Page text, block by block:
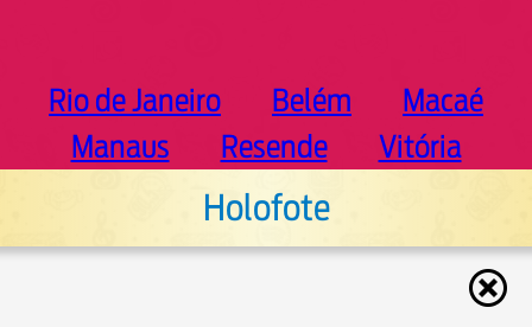
Rio de Janeiro Belém
Macaé
Manaus
Resende Vitória
Holofote